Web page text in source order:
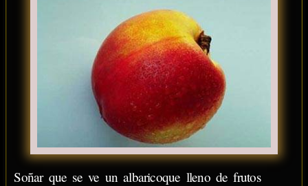
Soñar que se ve un albaricoque lleno de frutos